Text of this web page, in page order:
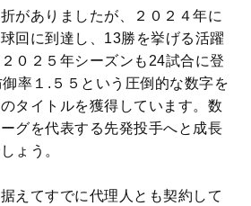
がありましたが、２０２４年に
回に到達し、13勝を挙げる活躍
０２５年シーズンも24試合に登
率１.５５という圧倒的な数字を
タイトルを獲得しています。数
グを代表する先発投手へと成長
ょう。
えてすでに代理人とも契約して